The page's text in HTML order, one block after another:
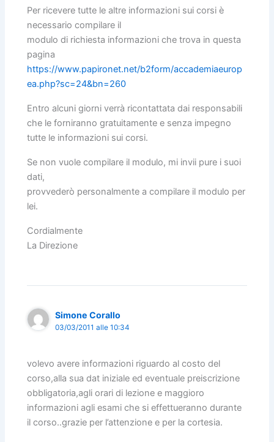
Per ricevere tutte le altre informazioni sui corsi è
necessario compilare il
modulo di richiesta informazioni che trova in questa
pagina
https://www.papironet.net/b2form/accademiaeurop
ea.php?sc=24&bn=260
Entro alcuni giorni verrà ricontattata dai responsabili
che le forniranno gratuitamente e senza impegno
tutte le informazioni sui corsi.
Se non vuole compilare il modulo, mi invii pure i suoi
dati,
provvederò personalmente a compilare il modulo per
lei.
Cordialmente
La Direzione
Simone Corallo
03/03/2011 alle 10:34
volevo avere informazioni riguardo al costo del
corso,alla sua dat iniziale ed eventuale preiscrizione
obbligatoria,agli orari di lezione e maggioro
informazioni agli esami che si effettueranno durante
il corso..grazie per l’attenzione e per la cortesia.